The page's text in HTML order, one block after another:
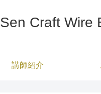
Sen Craft Wire
講師紹介